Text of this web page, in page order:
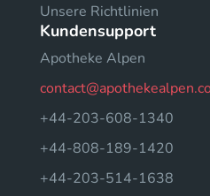
Unsere Richtlinien
Kundensupport
Apotheke Alpen
+44-203-608-1340
+44-808-189-1420
+44-203-514-1638